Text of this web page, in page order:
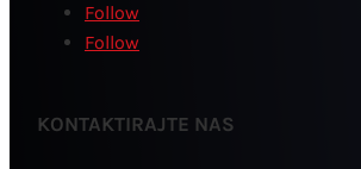
Follow
Follow
KONTAKTIRAJTE NAS